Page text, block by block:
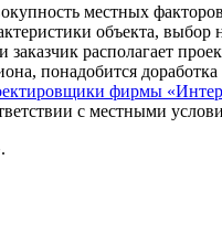
местных
объекта,
заказчик располагает
понадобится
фирмы
с местными